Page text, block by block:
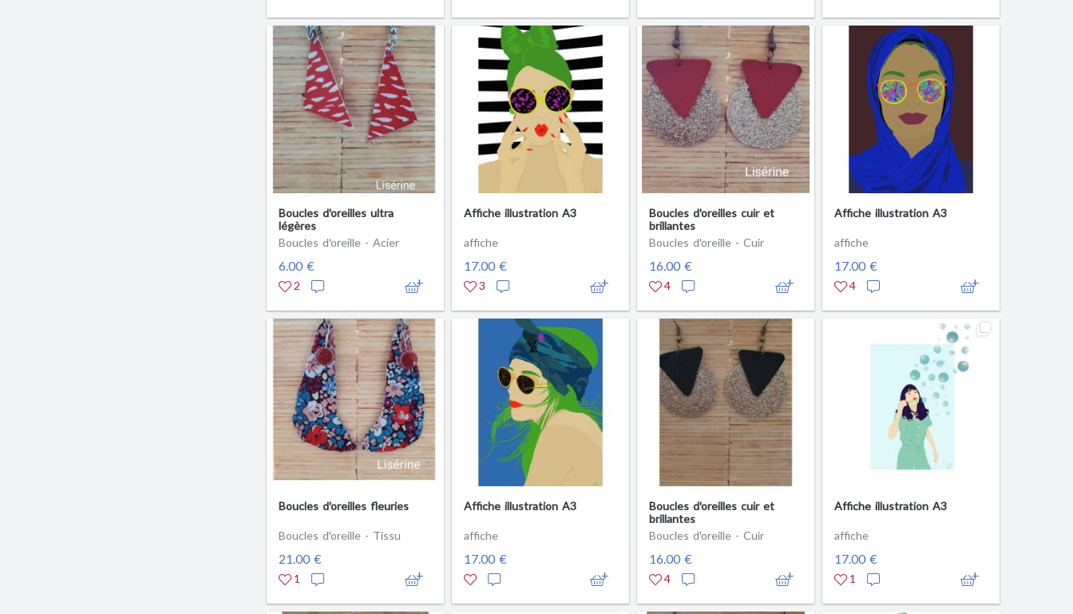
Boucles d'oreilles ultra
légères
Boucles d'oreille - Acier
6.00 €
2
Affiche illustration A3
affiche
17.00 €
3
Boucles d'oreilles cuir et
brillantes
Boucles d'oreille - Cuir
16.00 €
4
Affiche illustration A3
affiche
17.00 €
4
Boucles d'oreilles fleuries
Boucles d'oreille - Tissu
21.00 €
1
Affiche illustration A3
affiche
17.00 €
Boucles d'oreilles cuir et
brillantes
Boucles d'oreille - Cuir
16.00 €
4
Affiche illustration A3
affiche
17.00 €
1